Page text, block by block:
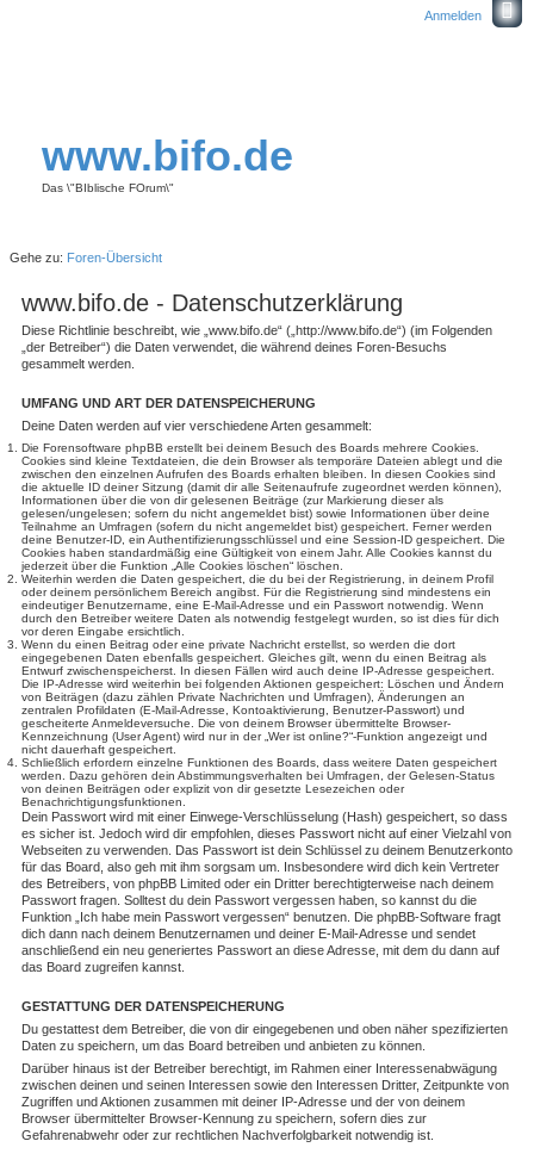
Anmelden
www.bifo.de
Das \"BIblische FOrum\"
Gehe zu: Foren-Übersicht
www.bifo.de - Datenschutzerklärung
Diese Richtlinie beschreibt, wie „www.bifo.de“ („http://www.bifo.de“) (im Folgenden
„der Betreiber“) die Daten verwendet, die während deines Foren-Besuchs
gesammelt werden.
UMFANG UND ART DER DATENSPEICHERUNG
Deine Daten werden auf vier verschiedene Arten gesammelt:
Die Forensoftware phpBB erstellt bei deinem Besuch des Boards mehrere Cookies.
Cookies sind kleine Textdateien, die dein Browser als temporäre Dateien ablegt und die
zwischen den einzelnen Aufrufen des Boards erhalten bleiben. In diesen Cookies sind
die aktuelle ID deiner Sitzung (damit dir alle Seitenaufrufe zugeordnet werden können),
Informationen über die von dir gelesenen Beiträge (zur Markierung dieser als
gelesen/ungelesen; sofern du nicht angemeldet bist) sowie Informationen über deine
Teilnahme an Umfragen (sofern du nicht angemeldet bist) gespeichert. Ferner werden
deine Benutzer-ID, ein Authentifizierungsschlüssel und eine Session-ID gespeichert. Die
Cookies haben standardmäßig eine Gültigkeit von einem Jahr. Alle Cookies kannst du
jederzeit über die Funktion „Alle Cookies löschen“ löschen.
Weiterhin werden die Daten gespeichert, die du bei der Registrierung, in deinem Profil
oder deinem persönlichem Bereich angibst. Für die Registrierung sind mindestens ein
eindeutiger Benutzername, eine E-Mail-Adresse und ein Passwort notwendig. Wenn
durch den Betreiber weitere Daten als notwendig festgelegt wurden, so ist dies für dich
vor deren Eingabe ersichtlich.
Wenn du einen Beitrag oder eine private Nachricht erstellst, so werden die dort
eingegebenen Daten ebenfalls gespeichert. Gleiches gilt, wenn du einen Beitrag als
Entwurf zwischenspeicherst. In diesen Fällen wird auch deine IP-Adresse gespeichert.
Die IP-Adresse wird weiterhin bei folgenden Aktionen gespeichert: Löschen und Ändern
von Beiträgen (dazu zählen Private Nachrichten und Umfragen), Änderungen an
zentralen Profildaten (E-Mail-Adresse, Kontoaktivierung, Benutzer-Passwort) und
gescheiterte Anmeldeversuche. Die von deinem Browser übermittelte Browser-
Kennzeichnung (User Agent) wird nur in der „Wer ist online?“-Funktion angezeigt und
nicht dauerhaft gespeichert.
Schließlich erfordern einzelne Funktionen des Boards, dass weitere Daten gespeichert
werden. Dazu gehören dein Abstimmungsverhalten bei Umfragen, der Gelesen-Status
von deinen Beiträgen oder explizit von dir gesetzte Lesezeichen oder
Benachrichtigungsfunktionen.
Dein Passwort wird mit einer Einwege-Verschlüsselung (Hash) gespeichert, so dass
es sicher ist. Jedoch wird dir empfohlen, dieses Passwort nicht auf einer Vielzahl von
Webseiten zu verwenden. Das Passwort ist dein Schlüssel zu deinem Benutzerkonto
für das Board, also geh mit ihm sorgsam um. Insbesondere wird dich kein Vertreter
des Betreibers, von phpBB Limited oder ein Dritter berechtigterweise nach deinem
Passwort fragen. Solltest du dein Passwort vergessen haben, so kannst du die
Funktion „Ich habe mein Passwort vergessen“ benutzen. Die phpBB-Software fragt
dich dann nach deinem Benutzernamen und deiner E-Mail-Adresse und sendet
anschließend ein neu generiertes Passwort an diese Adresse, mit dem du dann auf
das Board zugreifen kannst.
GESTATTUNG DER DATENSPEICHERUNG
Du gestattest dem Betreiber, die von dir eingegebenen und oben näher spezifizierten
Daten zu speichern, um das Board betreiben und anbieten zu können.
Darüber hinaus ist der Betreiber berechtigt, im Rahmen einer Interessenabwägung
zwischen deinen und seinen Interessen sowie den Interessen Dritter, Zeitpunkte von
Zugriffen und Aktionen zusammen mit deiner IP-Adresse und der von deinem
Browser übermittelter Browser-Kennung zu speichern, sofern dies zur
Gefahrenabwehr oder zur rechtlichen Nachverfolgbarkeit notwendig ist.